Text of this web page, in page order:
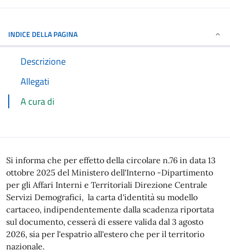
INDICE DELLA PAGINA
Descrizione
Allegati
A cura di
Si informa che per effetto della circolare n.76 in data 13
ottobre 2025 del Ministero dell'Interno -Dipartimento
per gli Affari Interni e Territoriali Direzione Centrale
Servizi Demografici, la carta d'identità su modello
cartaceo, indipendentemente dalla scadenza riportata
sul documento, cesserà di essere valida dal 3 agosto
2026, sia per l'espatrio all'estero che per il territorio
nazionale.